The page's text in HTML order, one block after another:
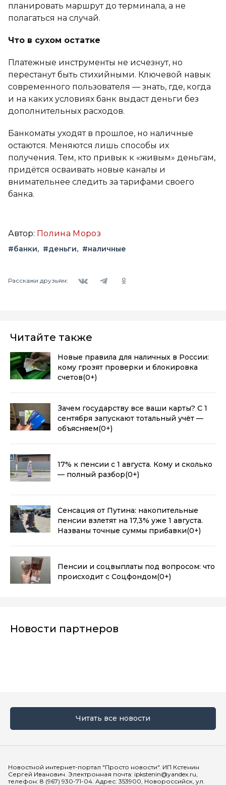
планировать маршрут до терминала, а не
полагаться на случай.
Что в сухом остатке
Платежные инструменты не исчезнут, но
перестанут быть стихийными. Ключевой навык
современного пользователя — знать, где, когда
и на каких условиях банк выдаст деньги без
дополнительных расходов.
Банкоматы уходят в прошлое, но наличные
остаются. Меняются лишь способы их
получения. Тем, кто привык к «живым» деньгам,
придётся осваивать новые каналы и
внимательнее следить за тарифами своего
банка.
Автор: Полина Мороз
#банки #деньги #наличные
Расскажи друзьям:
Читайте также
Новые правила для наличных в России:
кому грозят проверки и блокировка
счетов(0+)
Зачем государству все ваши карты? С 1
сентября запускают тотальный учёт —
объясняем(0+)
17% к пенсии с 1 августа. Кому и сколько
— полный разбор(0+)
Сенсация от Путина: накопительные
пенсии взлетят на 17,3% уже 1 августа.
Названы точные суммы прибавки(0+)
Пенсии и соцвыплаты под вопросом: что
происходит с Соцфондом(0+)
Новости партнеров
Читать все новости
Новостной интернет-портал "Просто новости". ИП Кстенин
Сергей Иванович. Электронная почта: ipkstenin@yandex.ru,
телефон: 8 (967) 930-71-04. Адрес: 353900, Новороссийск, ул.